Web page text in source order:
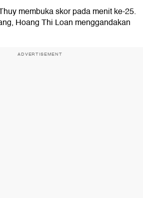
membuka skor pada menit ke-25.
Hoang Thi Loan menggandakan
ADVERTISEMENT